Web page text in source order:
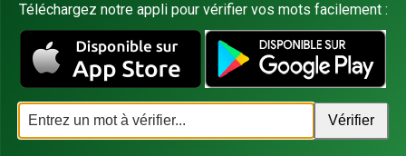
Téléchargez notre appli pour vérifier vos mots facilement :